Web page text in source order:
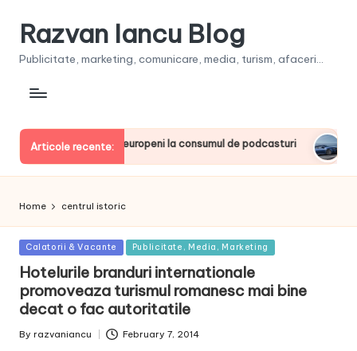
Razvan Iancu Blog
Publicitate, marketing, comunicare, media, turism, afaceri...
Articole recente:
printre liderii europeni la consumul de podcasturi
June
Home centrul istoric
Posted
Calatorii & Vacante Publicitate, Media, Marketing
Hotelurile branduri internationale
promoveaza turismul romanesc mai bine
decat o fac autoritatile
Posted
By razvaniancu February 7, 2014